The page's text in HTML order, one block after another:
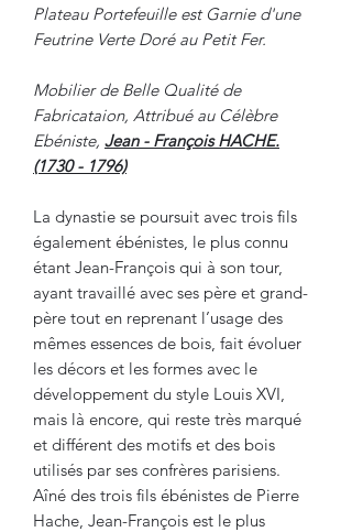
Plateau Portefeuille est Garnie d'une
Feutrine Verte Doré au Petit Fer.
Mobilier de Belle Qualité de
Fabricataion, Attribué au Célèbre
Ebéniste, Jean - François HACHE.
(1730 - 1796)
La dynastie se poursuit avec trois fils
également ébénistes, le plus connu
étant Jean-François qui à son tour,
ayant travaillé avec ses père et grand-
père tout en reprenant l’usage des
mêmes essences de bois, fait évoluer
les décors et les formes avec le
développement du style Louis XVI,
mais là encore, qui reste très marqué
et différent des motifs et des bois
utilisés par ses confrères parisiens.
Aîné des trois fils ébénistes de Pierre
Hache, Jean-François est le plus